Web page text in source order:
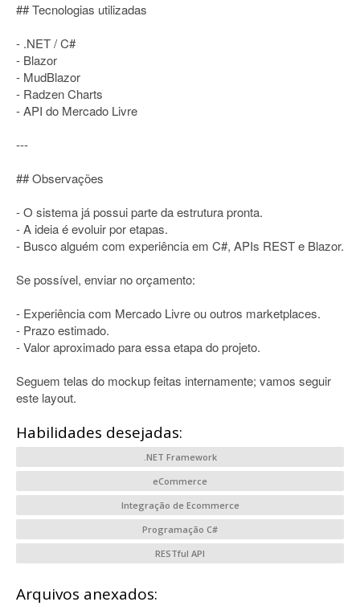
## Tecnologias utilizadas
- .NET / C#
- Blazor
- MudBlazor
- Radzen Charts
- API do Mercado Livre
---
## Observações
- O sistema já possui parte da estrutura pronta.
- A ideia é evoluir por etapas.
- Busco alguém com experiência em C#, APIs REST e Blazor.
Se possível, enviar no orçamento:
- Experiência com Mercado Livre ou outros marketplaces.
- Prazo estimado.
- Valor aproximado para essa etapa do projeto.
Seguem telas do mockup feitas internamente; vamos seguir
este layout.
Habilidades desejadas:
.NET Framework
eCommerce
Integração de Ecommerce
Programação C#
RESTful API
Arquivos anexados: